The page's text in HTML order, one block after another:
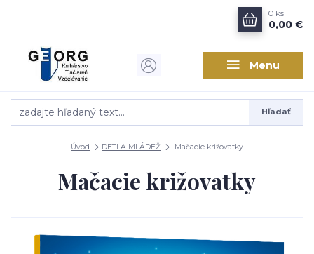
Menu
Hľadať
0 ks
0,00 €
Úvod DETI A MLÁDEŽ Mačacie križovatky
Mačacie križovatky